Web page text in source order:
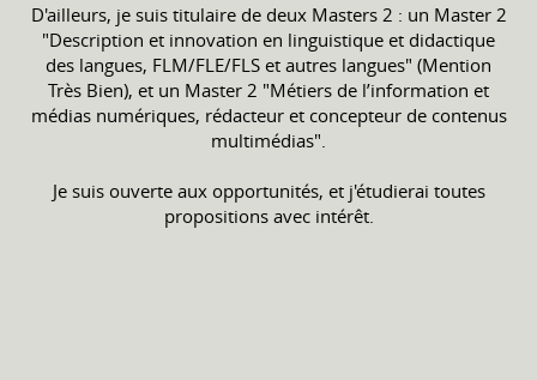
D'ailleurs, je suis titulaire de deux Masters 2 : un Master 2
"Description et innovation en linguistique et didactique
des langues, FLM/FLE/FLS et autres langues" (Mention
Très Bien), et un Master 2 "Métiers de l’information et
médias numériques, rédacteur et concepteur de contenus
multimédias".
Je suis ouverte aux opportunités, et j'étudierai toutes
propositions avec intérêt.